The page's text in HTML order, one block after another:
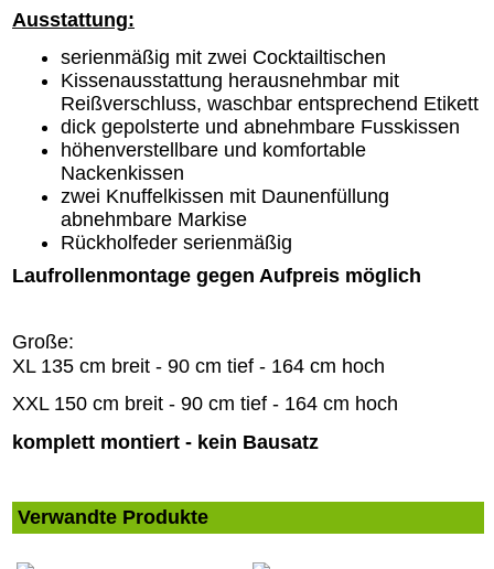
Ausstattung:
serienmäßig mit zwei Cocktailtischen
Kissenausstattung herausnehmbar mit
Reißverschluss, waschbar entsprechend Etikett
dick gepolsterte und abnehmbare Fusskissen
höhenverstellbare und komfortable
Nackenkissen
zwei Knuffelkissen mit Daunenfüllung
abnehmbare Markise
Rückholfeder serienmäßig
Laufrollenmontage gegen Aufpreis möglich
Große:
XL 135 cm breit - 90 cm tief - 164 cm hoch
XXL 150 cm breit - 90 cm tief - 164 cm hoch
komplett montiert - kein Bausatz
Verwandte Produkte